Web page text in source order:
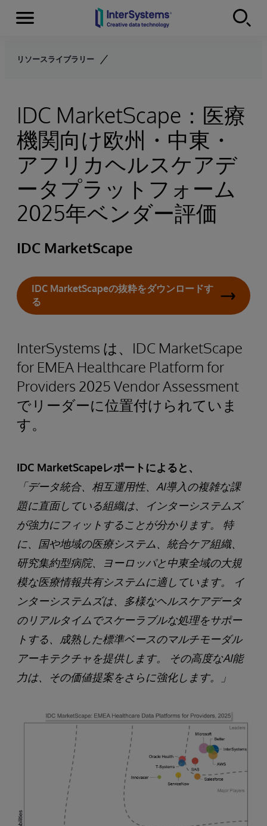
Skip to content
Menu
リソースライブラリー
IDC MarketScape：医療
機関向け欧州・中東・
アフリカヘルスケアデ
ータプラットフォーム
2025年ベンダー評価
IDC MarketScape
IDC MarketScapeの抜粋をダウンロードす
る
InterSystems は、IDC MarketScape
for EMEA Healthcare Platform for
Providers 2025 Vendor Assessment
でリーダーに位置付けられていま
す。
IDC MarketScapeレポートによると、
「データ統合、相互運用性、AI導入の複雑な課
題に直面している組織は、インターシステムズ
が強力にフィットすることが分かります。 特
に、国や地域の医療システム、統合ケア組織、
研究集約型病院、ヨーロッパと中東全域の大規
模な医療情報共有システムに適しています。 イ
ンターシステムズは、多様なヘルスケアデータ
のリアルタイムでスケーラブルな処理をサポー
トする、成熟した標準ベースのマルチモーダル
アーキテクチャを提供します。 その高度なAI能
力は、その価値提案をさらに強化します。」